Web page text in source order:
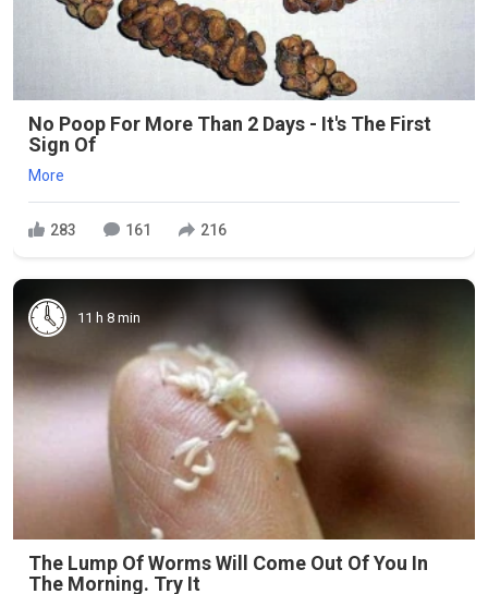
No Poop For More Than 2 Days - It's The First
Sign Of
More
283 161 216
11 h 8 min
The Lump Of Worms Will Come Out Of You In
The Morning. Try It